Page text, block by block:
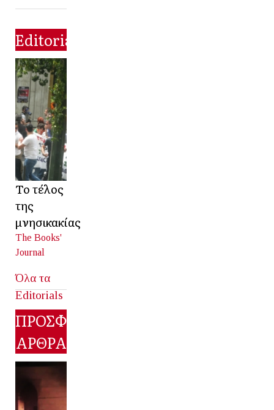
Editorial
Το τέλος
της
μνησικακίας
The Books'
Journal
Όλα τα
Editorials
ΠΡΟΣΦΑΤΑ
ΑΡΘΡΑ